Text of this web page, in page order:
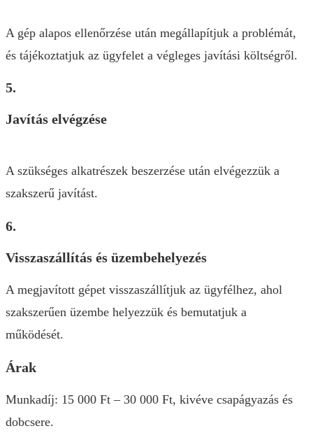
A gép alapos ellenőrzése után megállapítjuk a problémát,
és tájékoztatjuk az ügyfelet a végleges javítási költségről.
5.
Javítás elvégzése
A szükséges alkatrészek beszerzése után elvégezzük a
szakszerű javítást.
6.
Visszaszállítás és üzembehelyezés
A megjavított gépet visszaszállítjuk az ügyfélhez, ahol
szakszerűen üzembe helyezzük és bemutatjuk a
működését.
Árak
Munkadíj: 15 000 Ft – 30 000 Ft, kivéve csapágyazás és
dobcsere.